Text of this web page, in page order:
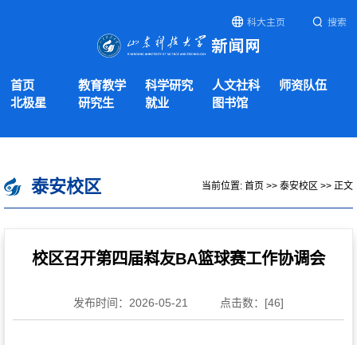
科大主页 搜索
首页 教育教学 科学研究 人文社科
师资队伍
北极星
研究生 就业 图书馆
泰安校区 当前位置: 首页 >> 泰安校区 >> 正文
校区召开第四届嵙友BA篮球赛工作协调会
发布时间：2026-05-21 点击数：[46]